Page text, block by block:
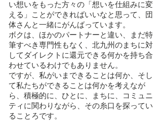
い想いをもった方々の「想いを仕組みに変
える」ことができればいいなと思って、団
体さんと一緒にがんばっています。
ボクは、ほかのパートナーと違い、まだ特
筆すべき専門性もなく、北九州のまちに対
してダイレクトに還元できる何かを持ち合
わせているわけでもありません。
ですが、私がいまできることは何か、そし
て私たちができることは何かを考えなが
ら、積極的に、ひとに、まちに、コミュニ
ティに関わりながら、その糸口を探ってい
ることろです。